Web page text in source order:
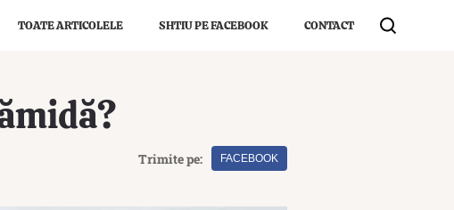
TOATE ARTICOLELE SHTIU PE FACEBOOK CONTACT
Trimite pe: FACEBOOK